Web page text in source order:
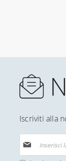
Iscriviti alla
alla